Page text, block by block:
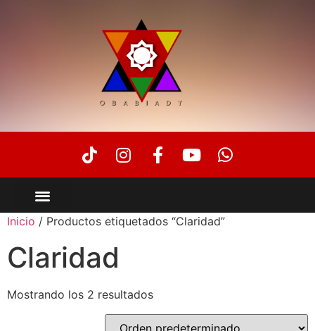
Inicio / Productos etiquetados “Claridad”
Claridad
Mostrando los 2 resultados